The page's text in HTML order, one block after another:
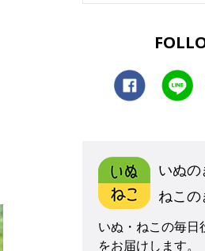
いぬの
ねこの
いぬ・ねこの毎日
をお届けします。